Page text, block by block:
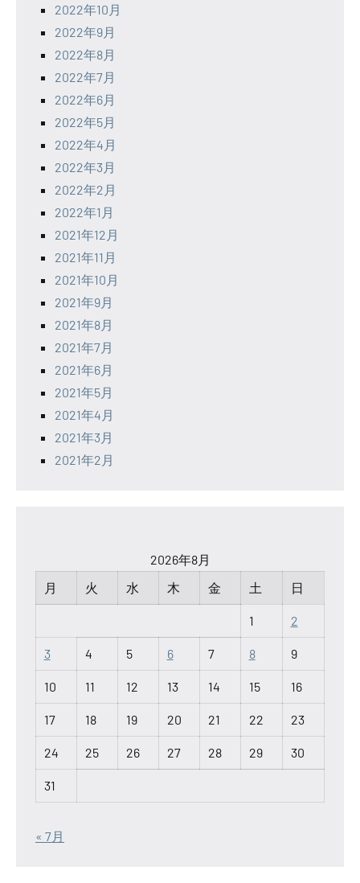
2022年10月
2022年9月
2022年8月
2022年7月
2022年6月
2022年5月
2022年4月
2022年3月
2022年2月
2022年1月
2021年12月
2021年11月
2021年10月
2021年9月
2021年8月
2021年7月
2021年6月
2021年5月
2021年4月
2021年3月
2021年2月
2026年8月
月
火 水 木 金 土 日
1 2
3 4 5 6 7 8 9
10 11 12 13 14 15 16
17 18 19 20 21 22 23
24 25 26 27 28 29 30
31
« 7月